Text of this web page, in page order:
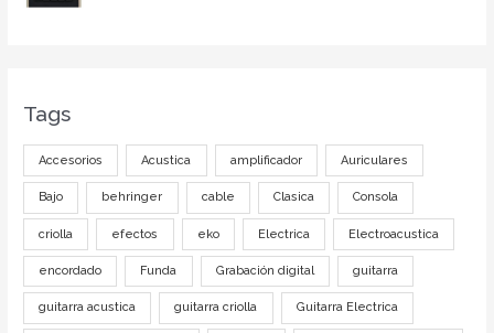
Tags
Accesorios Acustica amplificador Auriculares
Bajo behringer cable Clasica Consola
criolla efectos eko Electrica Electroacustica
encordado Funda Grabación digital guitarra
guitarra acustica guitarra criolla Guitarra Electrica